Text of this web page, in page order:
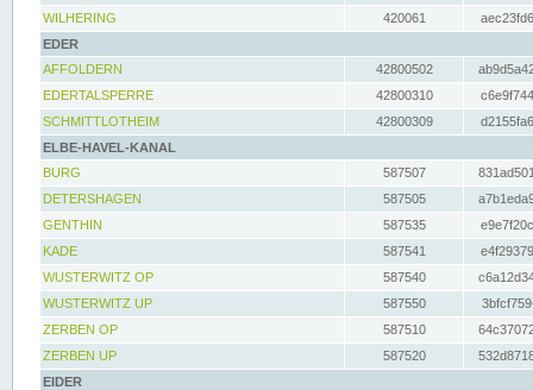
WILHERING
420061
EDER
AFFOLDERN
42800502
EDERTALSPERRE
42800310
SCHMITTLOTHEIM
42800309
ELBE-HAVEL-KANAL
BURG
587507
DETERSHAGEN
587505
GENTHIN
587535
KADE
587541
WUSTERWITZ OP
587540
WUSTERWITZ UP
587550
ZERBEN OP
587510
ZERBEN UP
587520
EIDER